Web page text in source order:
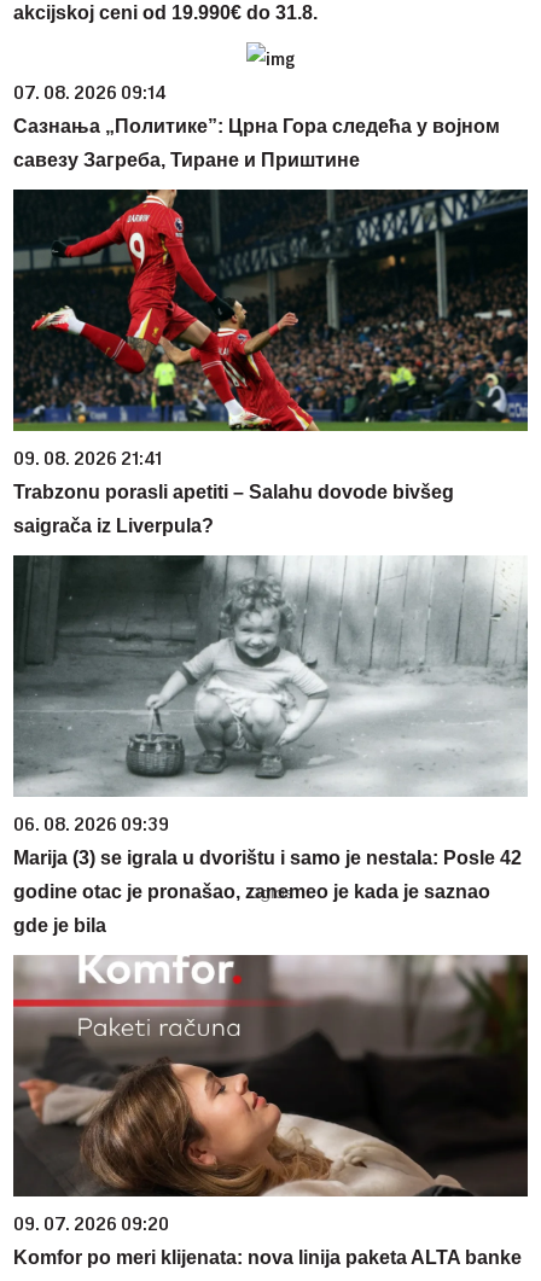
akcijskoj ceni od 19.990€ do 31.8.
07. 08. 2026 09:14
Сазнања „Политике”: Црна Гора следећа у војном
савезу Загреба, Тиране и Приштине
09. 08. 2026 21:41
Trabzonu porasli apetiti – Salahu dovode bivšeg
saigrača iz Liverpula?
06. 08. 2026 09:39
Marija (3) se igrala u dvorištu i samo je nestala: Posle 42
godine otac je pronašao, zanemeo je kada je saznao
gde je bila
09. 07. 2026 09:20
Komfor po meri klijenata: nova linija paketa ALTA banke